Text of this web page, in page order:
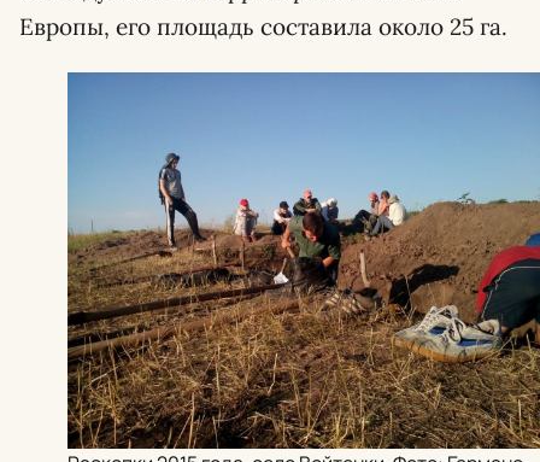
Европы, его площадь составила около 25 га.